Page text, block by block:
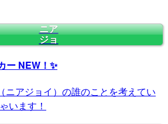
ニア
ジョ
ー NEW！✨
ニアジョイ）の誰のことを考えてい
います！